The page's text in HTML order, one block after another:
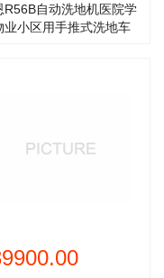
R56B自动洗地机医院学
业小区用手推式洗地车